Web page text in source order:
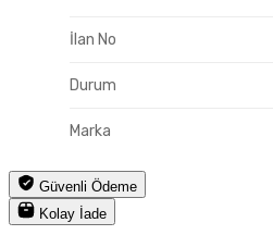
İlan No
Durum
Marka
Güvenli Ödeme
Kolay İade